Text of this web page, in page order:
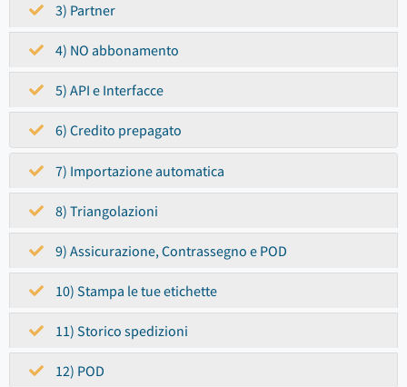
3) Partner
4) NO abbonamento
5) API e Interfacce
6) Credito prepagato
7) Importazione automatica
8) Triangolazioni
9) Assicurazione, Contrassegno e POD
10) Stampa le tue etichette
11) Storico spedizioni
12) POD